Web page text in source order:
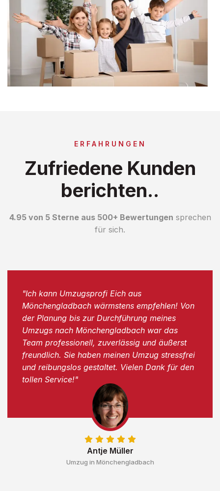
ERFAHRUNGEN
Zufriedene Kunden
berichten..
4.95 von 5 Sterne aus 500+ Bewertungen sprechen
für sich.
Antje Müller
Umzug in Mönchengladbach
"Ich kann Umzugsprofi Eich aus
Mönchengladbach wärmstens empfehlen! Von
der Planung bis zur Durchführung meines
Umzugs nach Mönchengladbach war das
Team professionell, zuverlässig und äußerst
freundlich. Sie haben meinen Umzug stressfrei
und reibungslos gestaltet. Vielen Dank für den
tollen Service!"